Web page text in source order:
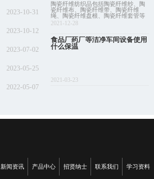
2023-10-31
2023-10-12
2023-07-02
2023-05-25
2022-05-07
陶瓷纤维纺织品​包括陶瓷纤维纱、陶
瓷纤维布、陶瓷纤维带、陶瓷纤维
绳、陶瓷纤维盘根、陶瓷纤维套管等
等。
2021-12-28
食品厂药厂等洁净车间设备使用
什么保温
2021-03-23
新闻资讯 产品中心 招贤纳士 联系我们 学习资料